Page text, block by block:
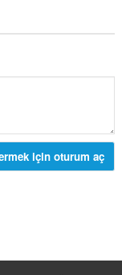
için oturum aç